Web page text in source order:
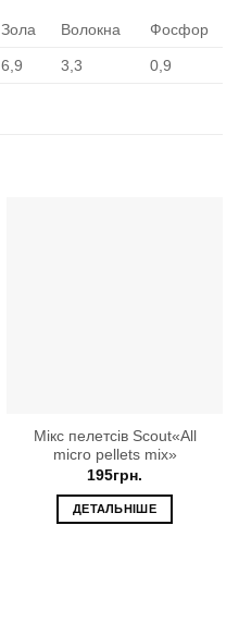
Зола Волокна Фосфор
6,9 3,3 0,9
Мікс пелетсів Scout«All
micro pellets mix»
195грн.
ДЕТАЛЬНІШЕ